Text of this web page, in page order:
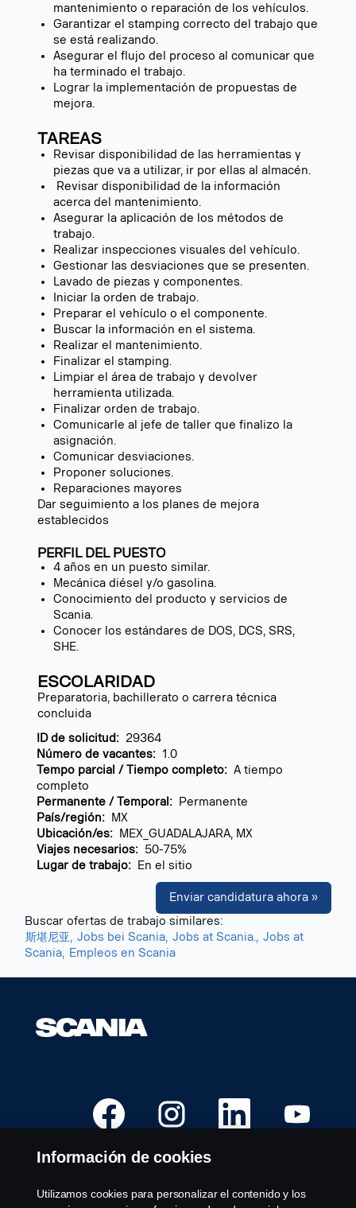
mantenimiento o reparación de los vehículos.
Garantizar el stamping correcto del trabajo que
se está realizando.
Asegurar el flujo del proceso al comunicar que
ha terminado el trabajo.
Lograr la implementación de propuestas de
mejora.
TAREAS
Revisar disponibilidad de las herramientas y
piezas que va a utilizar, ir por ellas al almacén.
Revisar disponibilidad de la información
acerca del mantenimiento.
Asegurar la aplicación de los métodos de
trabajo.
Realizar inspecciones visuales del vehículo.
Gestionar las desviaciones que se presenten.
Lavado de piezas y componentes.
Iniciar la orden de trabajo.
Preparar el vehículo o el componente.
Buscar la información en el sistema.
Realizar el mantenimiento.
Finalizar el stamping.
Limpiar el área de trabajo y devolver
herramienta utilizada.
Finalizar orden de trabajo.
Comunicarle al jefe de taller que finalizo la
asignación.
Comunicar desviaciones.
Proponer soluciones.
Reparaciones mayores
Dar seguimiento a los planes de mejora
establecidos
PERFIL DEL PUESTO
4 años en un puesto similar.
Mecánica diésel y/o gasolina.
Conocimiento del producto y servicios de
Scania.
Conocer los estándares de DOS, DCS, SRS,
SHE.
ESCOLARIDAD
Preparatoria, bachillerato o carrera técnica
concluida
ID de solicitud: 29364
Número de vacantes: 1.0
Tempo parcial / Tiempo completo: A tiempo
completo
Permanente / Temporal: Permanente
País/región: MX
Ubicación/es: MEX_GUADALAJARA, MX
Viajes necesarios: 50-75%
Lugar de trabajo: En el sitio
Enviar candidatura ahora »
Buscar ofertas de trabajo similares:
斯堪尼亚, Jobs bei Scania, Jobs at Scania., Jobs at
Scania, Empleos en Scania
e
a
b
e
e
n
e
b
e
e
n
S
b
n
b
n
Puestos Vacantes
Información de cookies
Utilizamos cookies para personalizar el contenido y los